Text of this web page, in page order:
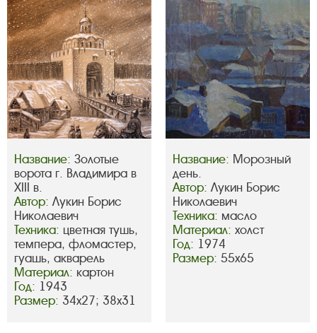
Название: Золотые
ворота г. Владимира в
XIII в.
Автор: Лукин Борис
Николаевич
Техника: цветная тушь,
темпера, фломастер,
гуашь, акварель
Материал: картон
Год: 1943
Размер: 34х27; 38х31
Название: Морозный
день.
Автор: Лукин Борис
Николаевич
Техника: масло
Материал: холст
Год: 1974
Размер: 55х65